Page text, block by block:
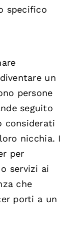
specifico
un
persone
seguito
considerati
nicchia. I
per
servizi ai
che
porti a un